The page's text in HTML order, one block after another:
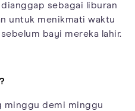
sebagai liburan
untuk menikmati waktu
bayi mereka lahir.
minggu demi minggu